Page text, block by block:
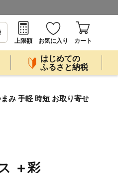
上限額
お気に入り カート
はじめての
ふるさと納税
み 手軽 時短 お取り寄せ
＋彩